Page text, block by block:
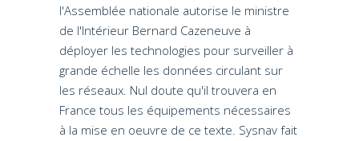
l'Assemblée nationale autorise le ministre
de l'Intérieur Bernard Cazeneuve à
déployer les technologies pour surveiller à
grande échelle les données circulant sur
les réseaux. Nul doute qu'il trouvera en
France tous les équipements nécessaires
à la mise en oeuvre de ce texte. Sysnav fait